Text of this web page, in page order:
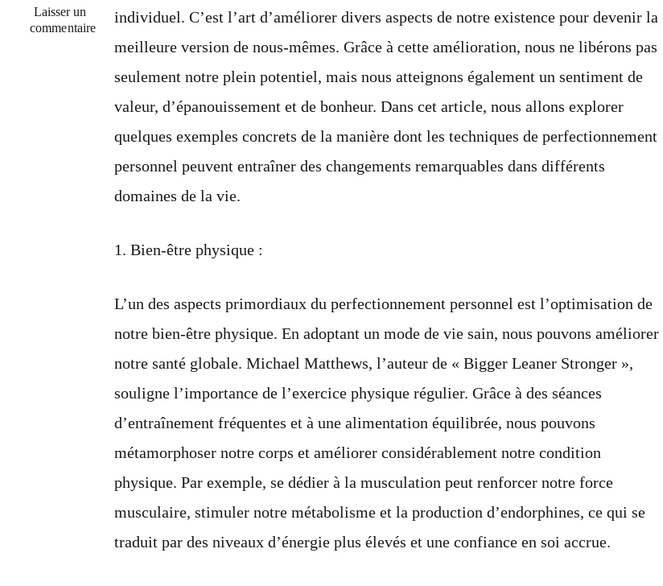
Laisser un
commentaire
perfectionner
individuel. C’est l’art d’améliorer divers aspects de notre existence pour devenir la
meilleure version de nous-mêmes. Grâce à cette amélioration, nous ne libérons pas
seulement notre plein potentiel, mais nous atteignons également un sentiment de
valeur, d’épanouissement et de bonheur. Dans cet article, nous allons explorer
quelques exemples concrets de la manière dont les techniques de perfectionnement
personnel peuvent entraîner des changements remarquables dans différents
domaines de la vie.
1. Bien-être physique :
L’un des aspects primordiaux du perfectionnement personnel est l’optimisation de
notre bien-être physique. En adoptant un mode de vie sain, nous pouvons améliorer
notre santé globale. Michael Matthews, l’auteur de « Bigger Leaner Stronger »,
souligne l’importance de l’exercice physique régulier. Grâce à des séances
d’entraînement fréquentes et à une alimentation équilibrée, nous pouvons
métamorphoser notre corps et améliorer considérablement notre condition
physique. Par exemple, se dédier à la musculation peut renforcer notre force
musculaire, stimuler notre métabolisme et la production d’endorphines, ce qui se
traduit par des niveaux d’énergie plus élevés et une confiance en soi accrue.